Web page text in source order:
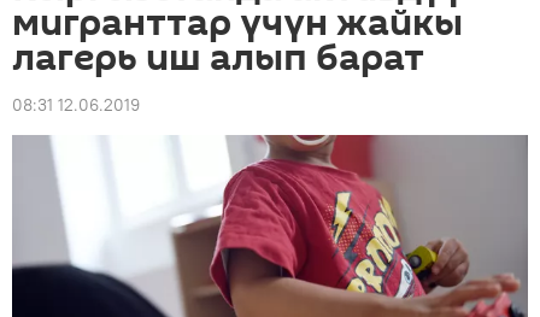
мигранттар үчүн жайкы
лагерь иш алып барат
08:31 12.06.2019